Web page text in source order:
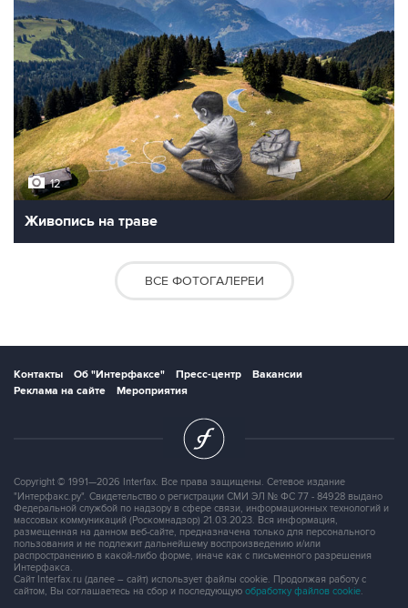
12
Живопись на траве
ВСЕ ФОТОГАЛЕРЕИ
Контакты Об "Интерфаксе" Пресс-центр
Вакансии
Реклама на сайте
Мероприятия
Copyright © 1991—2026 Interfax. Все права защищены. Сетевое издание
"Интерфакс.ру". Свидетельство о регистрации СМИ ЭЛ № ФС 77 - 84928 выдано
Федеральной службой по надзору в сфере связи, информационных технологий и
массовых коммуникаций (Роскомнадзор) 21.03.2023. Вся информация,
размещенная на данном веб-сайте, предназначена только для персонального
пользования и не подлежит дальнейшему воспроизведению и/или
распространению в какой-либо форме, иначе как с письменного разрешения
Интерфакса.
Сайт Interfax.ru (далее – сайт) использует файлы cookie. Продолжая работу с
сайтом, Вы соглашаетесь на сбор и последующую обработку файлов cookie.